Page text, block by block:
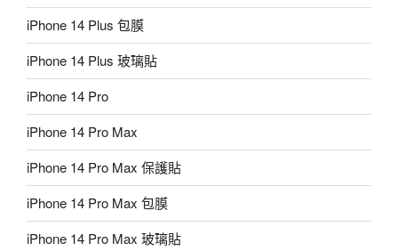
iPhone 14 Plus 包膜
iPhone 14 Plus 玻璃貼
iPhone 14 Pro
iPhone 14 Pro Max
iPhone 14 Pro Max 保護貼
iPhone 14 Pro Max 包膜
iPhone 14 Pro Max 玻璃貼